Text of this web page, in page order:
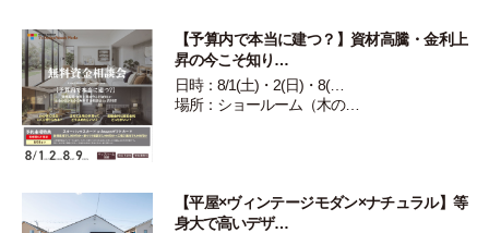
【予算内で本当に建つ？】資材高騰・金利上
昇の今こそ知り…
日時：8/1(土)・2(日)・8(…
場所：ショールーム（木の…
【平屋×ヴィンテージモダン×ナチュラル】等
身大で高いデザ…